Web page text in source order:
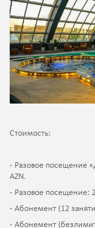
Стоимость:
- Разовое посещение
AZN.
- Разовое посещение:
- Абонемент (12
- Абонемент